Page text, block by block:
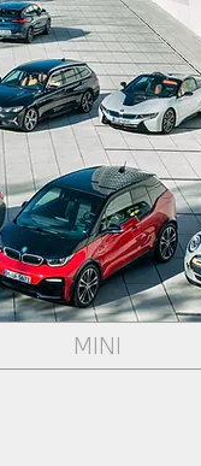
MINI